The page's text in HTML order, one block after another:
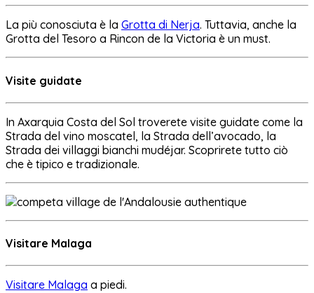
La più conosciuta è la Grotta di Nerja. Tuttavia, anche la
Grotta del Tesoro a Rincon de la Victoria è un must.
Visite guidate
In Axarquia Costa del Sol troverete visite guidate come la
Strada del vino moscatel, la Strada dell’avocado, la
Strada dei villaggi bianchi mudéjar. Scoprirete tutto ciò
che è tipico e tradizionale.
Visitare Malaga
Visitare Malaga a piedi.